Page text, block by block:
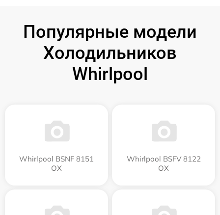
Популярные модели
Холодильников
Whirlpool
Whirlpool BSNF 8151
OX
Whirlpool BSFV 8122
OX